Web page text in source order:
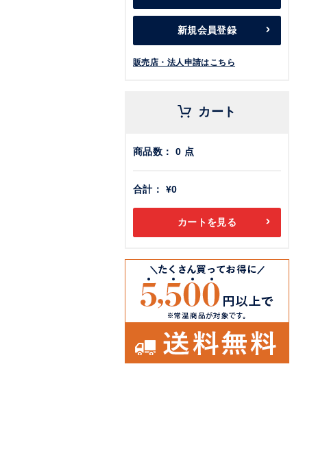
新規会員登録
販売店・法人申請はこちら
カート
商品数：0 点
合計： ¥0
カートを見る